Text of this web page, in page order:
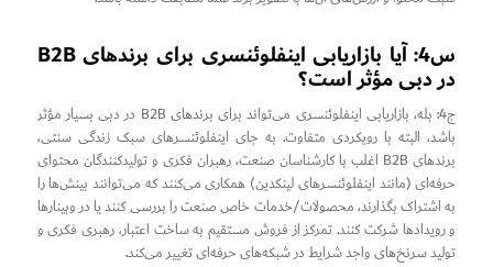
س4: آیا بازاریابی اینفلوئنسری برای برندهای B2B
در دبی مؤثر است؟
ج4: بله، بازاریابی اینفلوئنسری می‌تواند برای برندهای B2B در دبی بسیار مؤثر
باشد، البته با رویکردی متفاوت. به جای اینفلوئنسرهای سبک زندگی سنتی،
برندهای B2B اغلب با کارشناسان صنعت، رهبران فکری و تولیدکنندگان محتوای
حرفه‌ای (مانند اینفلوئنسرهای لینکدین) همکاری می‌کنند که می‌توانند بینش‌ها را
به اشتراک بگذارند، محصولات/خدمات خاص صنعت را بررسی کنند یا در وبینارها
و رویدادها شرکت کنند. تمرکز از فروش مستقیم به ساخت اعتبار، رهبری فکری و
تولید سرنخ‌های واجد شرایط در شبکه‌های حرفه‌ای تغییر می‌کند.